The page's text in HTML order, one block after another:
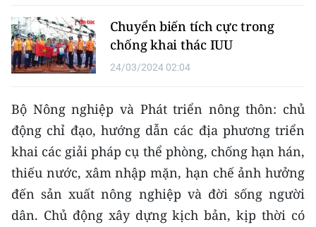
Chuyển biến tích cực trong
chống khai thác IUU
24/03/2024 02:04
Bộ Nông nghiệp và Phát triển nông thôn: chủ
động chỉ đạo, hướng dẫn các địa phương triển
khai các giải pháp cụ thể phòng, chống hạn hán,
thiếu nước, xâm nhập mặn, hạn chế ảnh hưởng
đến sản xuất nông nghiệp và đời sống người
dân. Chủ động xây dựng kịch bản, kịp thời có